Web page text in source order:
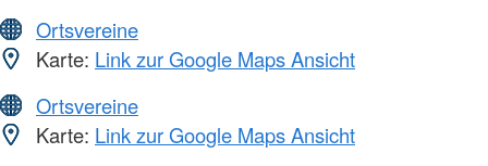
Ortsvereine
Karte: Link zur Google Maps Ansicht
Ortsvereine
Karte: Link zur Google Maps Ansicht